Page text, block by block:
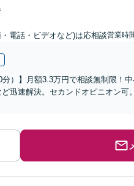
電話・ビデオなど)は応相談営業時
分）】月額3.3万円で相談無制限！
迅速解決。セカンドオピニオン可